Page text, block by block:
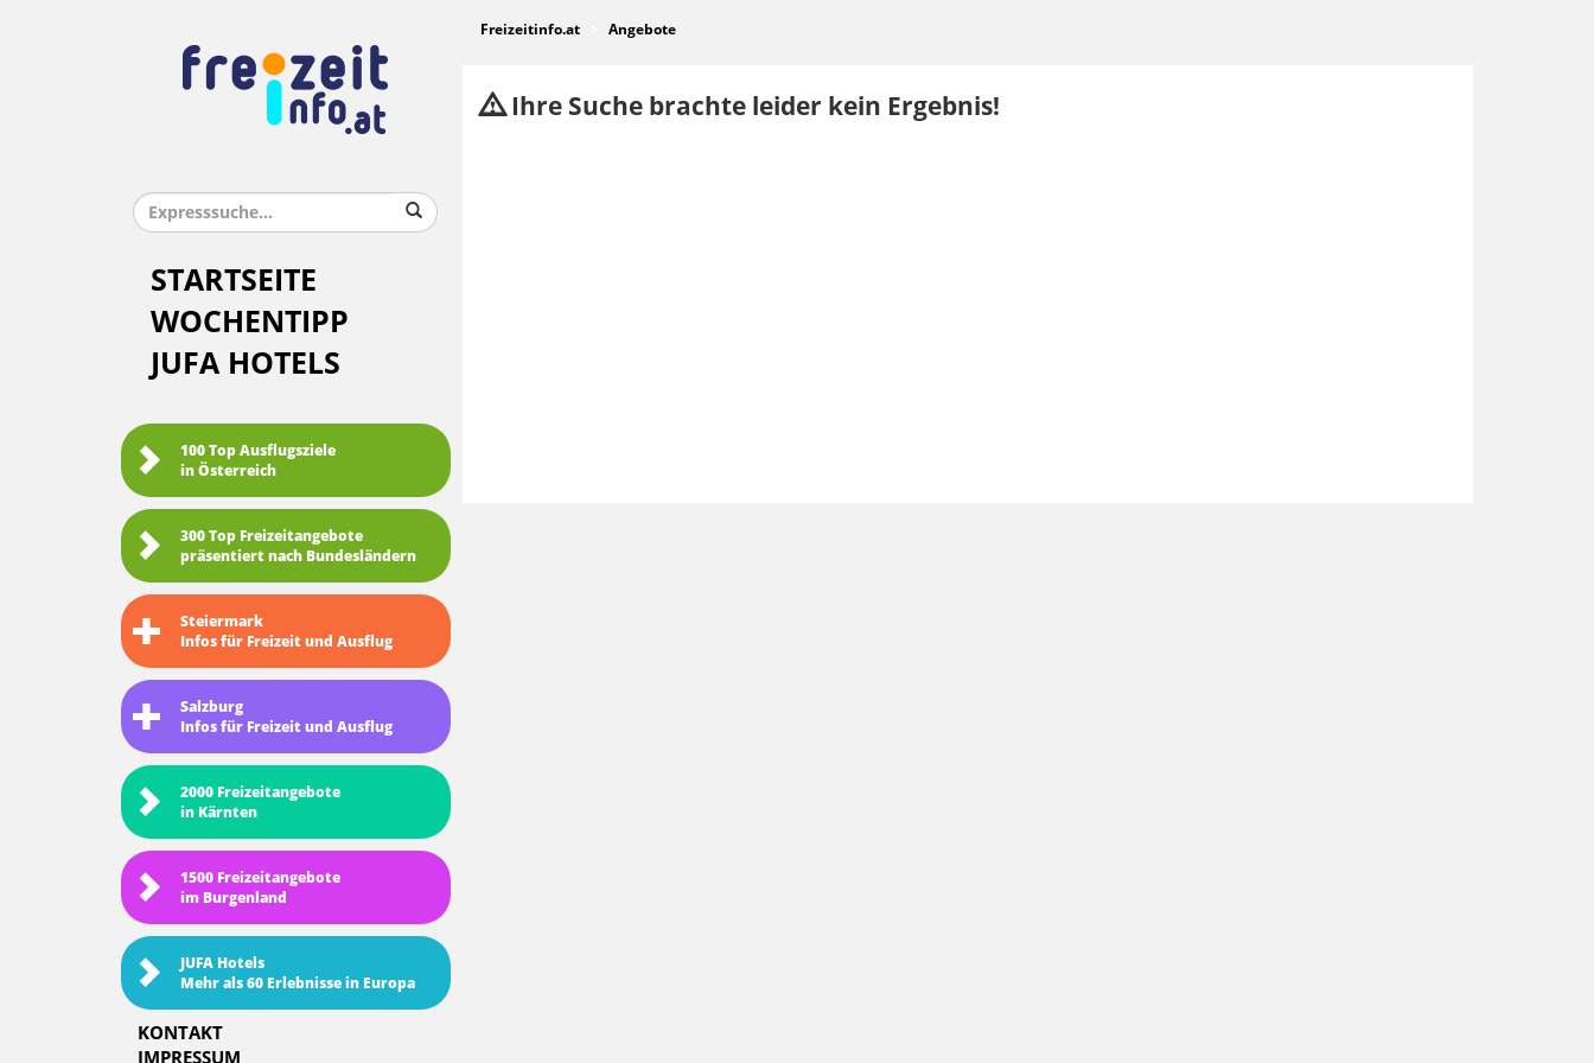
STARTSEITE
WOCHENTIPP
JUFA HOTELS
100 Top Ausflugsziele
in Österreich
300 Top Freizeitangebote
präsentiert nach Bundesländern
Steiermark
Infos für Freizeit und Ausflug
Salzburg
Infos für Freizeit und Ausflug
2000 Freizeitangebote
in Kärnten
1500 Freizeitangebote
im Burgenland
JUFA Hotels
Mehr als 60 Erlebnisse in Europa
KONTAKT
IMPRESSUM
Freizeitinfo.at Angebote
Ihre Suche brachte leider kein Ergebnis!